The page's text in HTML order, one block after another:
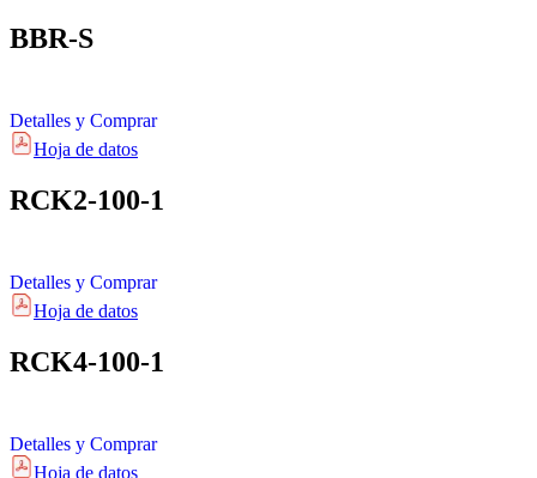
BBR-S
Detalles y Comprar
Hoja de datos
RCK2-100-1
Detalles y Comprar
Hoja de datos
RCK4-100-1
Detalles y Comprar
Hoja de datos